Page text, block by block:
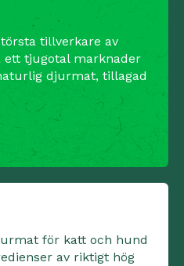
tillverkare av
ett tjugotal marknader
djurmat, tillagad
för katt och hund
av riktigt hög